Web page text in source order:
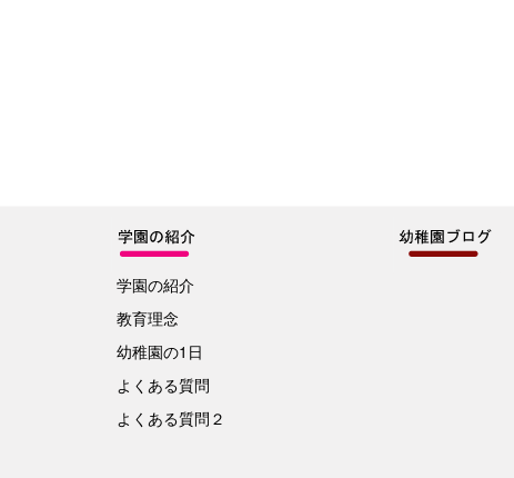
学園の紹介
教育理念
幼稚園の1日
よくある質問
よくある質問２